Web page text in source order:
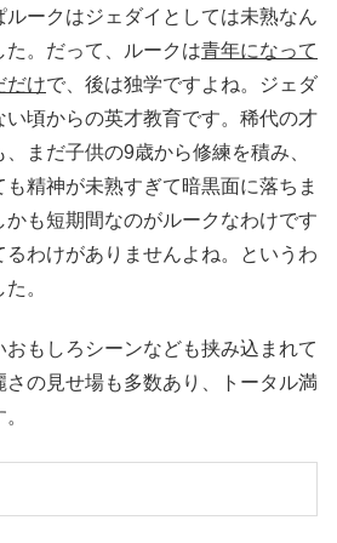
ルークはジェダイとしては未熟なん
。だって、ルークは青年になって
だけで、後は独学ですよね。ジェダ
い頃からの英才教育です。稀代の才
まだ子供の9歳から修練を積み、
精神が未熟すぎて暗黒面に落ちま
かも短期間なのがルークなわけです
わけがありませんよね。というわ
。
もしろシーンなども挟み込まれて
の見せ場も多数あり、トータル満